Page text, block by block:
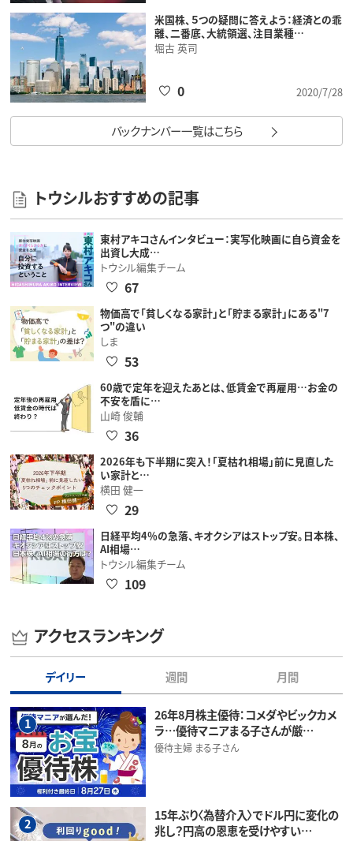
米国株、５つの疑問に答えよう：経済との乖
離、二番底、大統領選、注目業種…
堀古 英司
2020/7/28
0
バックナンバー一覧はこちら
トウシルおすすめの記事
東村アキコさんインタビュー：実写化映画に自ら資金を
出資し大成…
トウシル編集チーム
67
物価高で「貧しくなる家計」と「貯まる家計」にある"7
つ"の違い
しま
53
60歳で定年を迎えたあとは、低賃金で再雇用…お金の
不安を盾に…
山崎 俊輔
36
2026年も下半期に突入！「夏枯れ相場」前に見直した
い家計と…
横田 健一
29
日経平均4％の急落、キオクシアはストップ安。日本株、
AI相場…
トウシル編集チーム
109
アクセスランキング
デイリー 週間 月間
1
26年8月株主優待：コメダやビックカメ
ラ…優待マニアまる子さんが厳…
優待主婦 まる子さん
2
15年ぶり〈為替介入〉でドル円に変化の
兆し？円高の恩恵を受けやすい…